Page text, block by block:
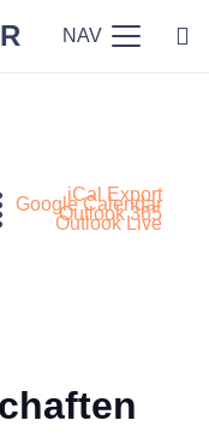
NAV
iCal Export
Google Calendar
Outlook 365
Outlook Live